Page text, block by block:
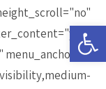
menu_anchor=""
פתח סרגל נגישות